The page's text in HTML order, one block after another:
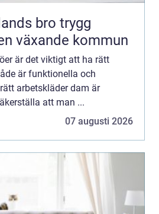
bro trygg
växande kommun
är det viktigt att ha rätt
är funktionella och
arbetskläder dam är
att man ...
07 augusti 2026